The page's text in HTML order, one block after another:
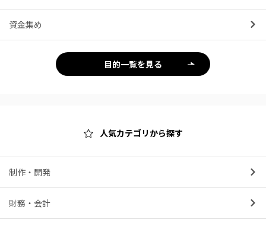
資金集め
目的一覧を見る
人気カテゴリから探す
制作・開発
財務・会計